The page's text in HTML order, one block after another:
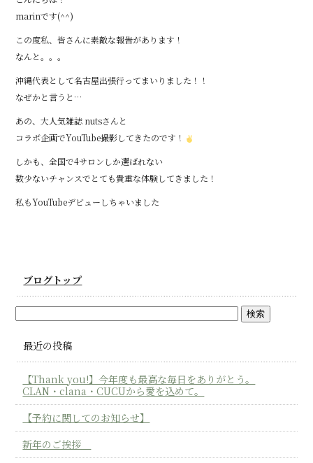
marinです(^^)
この度私、皆さんに素敵な報告があります！
なんと。。。
沖縄代表として名古屋出張行ってまいりました！！
なぜかと言うと…
あの、大人気雑誌 nutsさんと
コラボ企画でYouTube撮影してきたのです！
しかも、全国で4サロンしか選ばれない
数少ないチャンスでとても貴重な体験してきました！
私もYouTubeデビューしちゃいました
ブログトップ
最近の投稿
【Thank you!】今年度も最高な毎日をありがとう。
CLAN・clana・CUCUから愛を込めて。
【予約に関してのお知らせ】
新年のご挨拶